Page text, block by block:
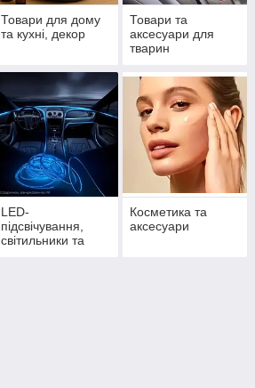
Товари для дому
та кухні, декор
Товари та
аксесуари для
тварин
LED-
підсвічування,
світильники та
Косметика та
аксесуари